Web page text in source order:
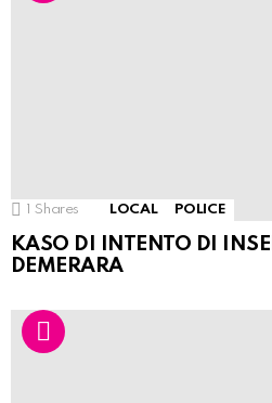
1 Shares LOCAL POLICE
KASO DI INTENTO DI
DEMERARA